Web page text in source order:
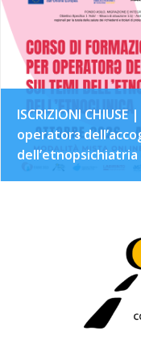
ISCRIZIONI
operatorɜ